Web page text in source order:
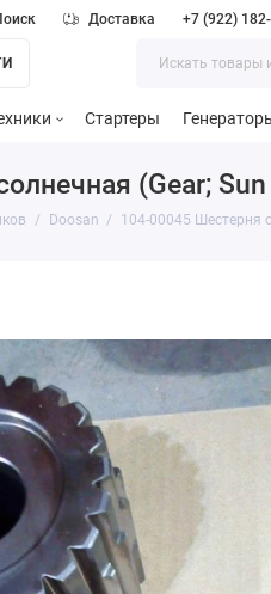
Доставка +7 (922)
Стартеры
(Gear;
Doosan 104-00045 Шестерня